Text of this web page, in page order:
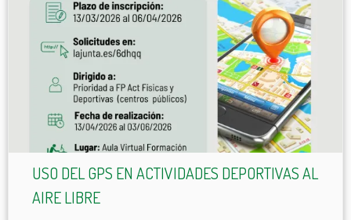
USO DEL GPS EN ACTIVIDADES DEPORTIVAS AL
AIRE LIBRE